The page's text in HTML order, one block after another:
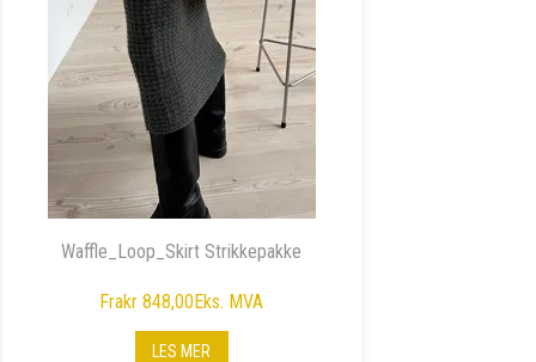
Waffle_Loop_Skirt Strikkepakke
Frakr 848,00Eks. MVA
LES MER